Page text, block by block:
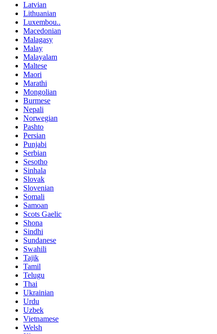
Latvian
Lithuanian
Luxembou..
Macedonian
Malagasy
Malay
Malayalam
Maltese
Maori
Marathi
Mongolian
Burmese
Nepali
Norwegian
Pashto
Persian
Punjabi
Serbian
Sesotho
Sinhala
Slovak
Slovenian
Somali
Samoan
Scots Gaelic
Shona
Sindhi
Sundanese
Swahili
Tajik
Tamil
Telugu
Thai
Ukrainian
Urdu
Uzbek
Vietnamese
Welsh